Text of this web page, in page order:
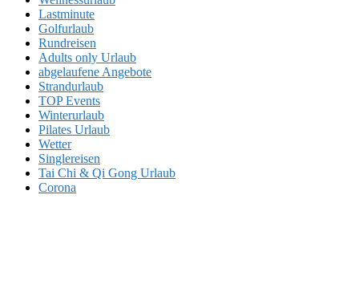
Lastminute
Golfurlaub
Rundreisen
Adults only Urlaub
abgelaufene Angebote
Strandurlaub
TOP Events
Winterurlaub
Pilates Urlaub
Wetter
Singlereisen
Tai Chi & Qi Gong Urlaub
Corona